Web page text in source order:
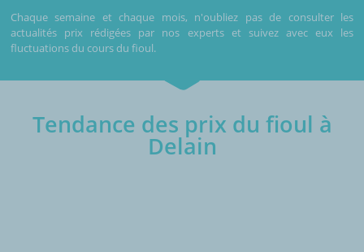
Chaque semaine et chaque mois, n'oubliez pas de consulter les
actualités prix rédigées par nos experts et suivez avec eux les
fluctuations du cours du fioul.
Tendance des prix du fioul à
Delain